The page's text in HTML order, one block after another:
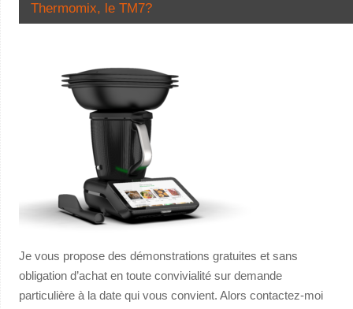
Thermomix, le TM7?
Je vous propose des démonstrations gratuites et sans
obligation d’achat en toute convivialité sur demande
particulière à la date qui vous convient. Alors contactez-moi